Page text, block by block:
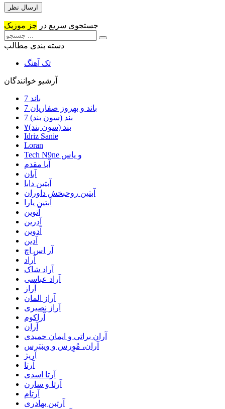
جستجوی سریع در جز موزیک
دسته بندی مطالب
تک آهنگ
آرشیو خوانندگان
7 باند
7 باند و بهروز صفاریان
7 بند (سون بند)
۷بند (سون بند)
Idriz Sanie
Loran
Tech N9ne و یاس
آبا مقدم
آبان
آبتین دابا
آبتین روحبخش داوران
آبتین یارا
آتوین
آدرین
آدوین
آدین
آر اس اچ
آراد
آراد شاک
آراد عباسی
آراز
آراز المان
آراز نصیری
آراکوم
آران
آران براتی و ایمان حمیدی
آران، مُوِرس و وینتِرس
آرپژ
آرتا
آرتا اسدی
آرتا و سارن
آرتام
آرتبن بهادری